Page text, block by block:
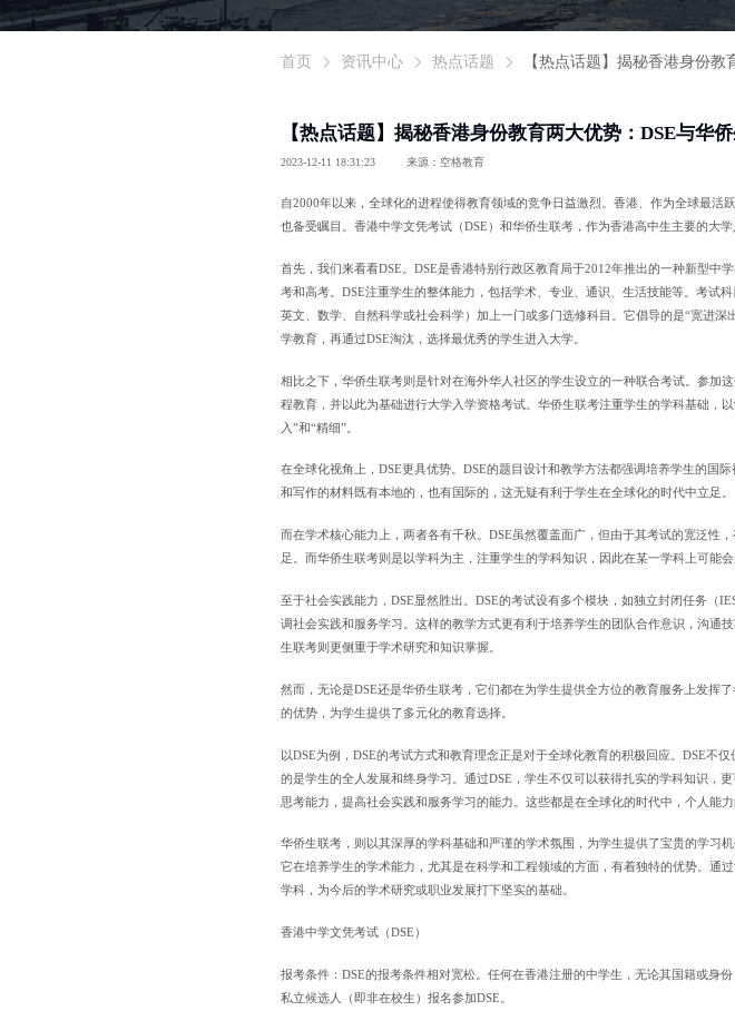
首页 资讯中心 热点话题 【热点话题】揭秘香港身份
【热点话题】揭秘香港身份教育两大优势：DSE与华
2023-12-11 18:31:23 来源：空格教育
自2000年以来，全球化的进程使得教育领域的竞争日益激烈。香港、作为全球最活
也备受瞩目。香港中学文凭考试（DSE）和华侨生联考，作为香港高中生主要的大学
首先，我们来看看DSE。DSE是香港特别行政区教育局于2012年推出的一种新型中
考和高考。DSE注重学生的整体能力，包括学术、专业、通识、生活技能等。考试
英文、数学、自然科学或社会科学）加上一门或多门选修科目。它倡导的是“宽进深
学教育，再通过DSE淘汰，选择最优秀的学生进入大学。
相比之下，华侨生联考则是针对在海外华人社区的学生设立的一种联合考试。参加
程教育，并以此为基础进行大学入学资格考试。华侨生联考注重学生的学科基础，
入”和“精细”。
在全球化视角上，DSE更具优势。DSE的题目设计和教学方法都强调培养学生的国
和写作的材料既有本地的，也有国际的，这无疑有利于学生在全球化的时代中立足。
而在学术核心能力上，两者各有千秋。DSE虽然覆盖面广，但由于其考试的宽泛性
足。而华侨生联考则是以学科为主，注重学生的学科知识，因此在某一学科上可能会
至于社会实践能力，DSE显然胜出。DSE的考试设有多个模块，如独立封闭任务（
调社会实践和服务学习。这样的教学方式更有利于培养学生的团队合作意识，沟通
生联考则更侧重于学术研究和知识掌握。
然而，无论是DSE还是华侨生联考，它们都在为学生提供全方位的教育服务上发挥
的优势，为学生提供了多元化的教育选择。
以DSE为例，DSE的考试方式和教育理念正是对于全球化教育的积极回应。DSE不
的是学生的全人发展和终身学习。通过DSE，学生不仅可以获得扎实的学科知识，
思考能力，提高社会实践和服务学习的能力。这些都是在全球化的时代中，个人能力
华侨生联考，则以其深厚的学科基础和严谨的学术氛围，为学生提供了宝贵的学习
它在培养学生的学术能力，尤其是在科学和工程领域的方面，有着独特的优势。通
学科，为今后的学术研究或职业发展打下坚实的基础。
香港中学文凭考试（DSE）
报考条件：DSE的报考条件相对宽松。任何在香港注册的中学生，无论其国籍或身
私立候选人（即非在校生）报名参加DSE。